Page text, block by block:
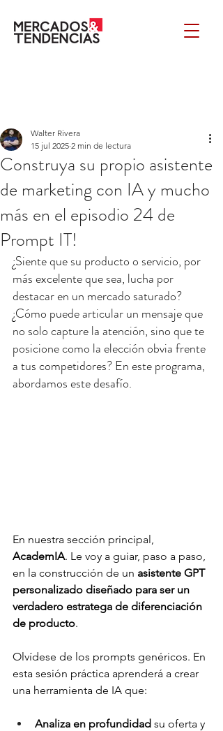
Construya su propio asistente
de marketing con IA y mucho
más en el episodio 24 de
Prompt IT!
Walter Rivera
15 jul 2025 2 min de lectura
¿Siente que su producto o servicio, por
más excelente que sea, lucha por
destacar en un mercado saturado?
¿Cómo puede articular un mensaje que
no solo capture la atención, sino que te
posicione como la elección obvia frente
a tus competidores? En este programa,
abordamos este desafío.
En nuestra sección principal,
AcademIA. Le voy a guiar, paso a paso,
en la construcción de un asistente GPT
personalizado diseñado para ser un
verdadero estratega de diferenciación
de producto.
Olvídese de los prompts genéricos. En
esta sesión práctica aprenderá a crear
una herramienta de IA que:
Analiza en profundidad su oferta y